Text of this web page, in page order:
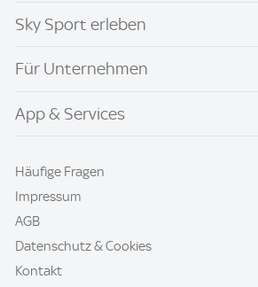
Sky Sport erleben
Für Unternehmen
App & Services
Häufige Fragen
Impressum
AGB
Datenschutz & Cookies
Kontakt